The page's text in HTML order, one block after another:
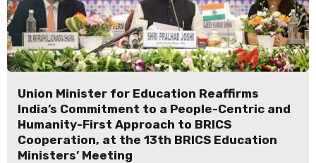
Union Minister for Education Reaffirms
India’s Commitment to a People-Centric and
Humanity-First Approach to BRICS
Cooperation, at the 13th BRICS Education
Ministers’ Meeting